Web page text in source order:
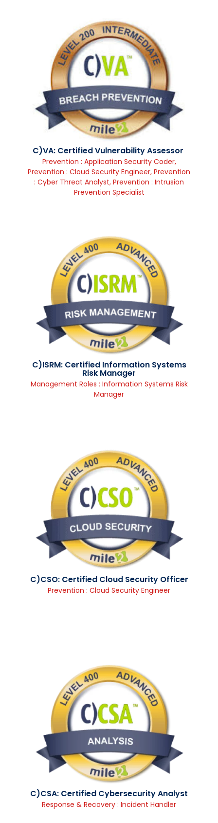
C)VA: Certified Vulnerability Assessor
Prevention : Application Security Coder,
Prevention : Cloud Security Engineer, Prevention
: Cyber Threat Analyst, Prevention : Intrusion
Prevention Specialist
C)ISRM: Certified Information Systems
Risk Manager
Management Roles : Information Systems Risk
Manager
C)CSO: Certified Cloud Security Officer
Prevention : Cloud Security Engineer
C)CSA: Certified Cybersecurity Analyst
Response & Recovery : Incident Handler